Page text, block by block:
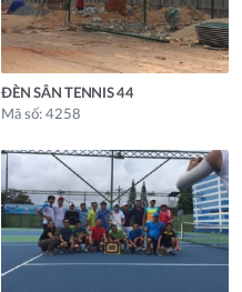
ĐÈN SÂN TENNIS 44
Mã số: 4258